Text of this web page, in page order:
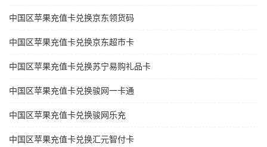
中国区苹果充值卡兑换京东领货码
中国区苹果充值卡兑换京东超市卡
中国区苹果充值卡兑换苏宁易购礼品卡
中国区苹果充值卡兑换骏网一卡通
中国区苹果充值卡兑换骏网乐充
中国区苹果充值卡兑换汇元智付卡